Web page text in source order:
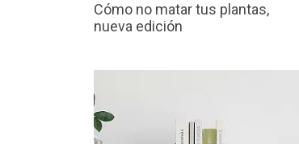
Cómo no matar tus plantas,
nueva edición